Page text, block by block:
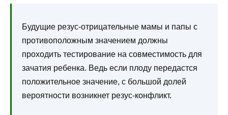
Будущие резус-отрицательные мамы и папы с
противоположным значением должны
проходить тестирование на совместимость для
зачатия ребенка. Ведь если плоду передастся
положительное значение, с большой долей
вероятности возникнет резус-конфликт.